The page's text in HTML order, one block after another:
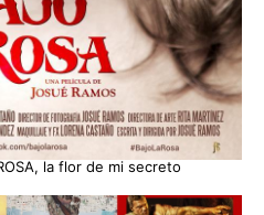
la flor de mi secreto